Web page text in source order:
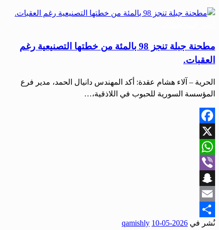
مطحنة جبلة تنجز 98 بالمئة من خطتها التصنيعية رغم
العقبات.
الحرية – آلاء هشام عقدة: أكد المهندس دانيال الحمد، مدير فرع
المؤسسة السورية للحبوب في اللاذقية،…
Facebook
X
WhatsApp
Viber
Snapchat
Email
Share
نُشر في 2026-05-10
qamishly